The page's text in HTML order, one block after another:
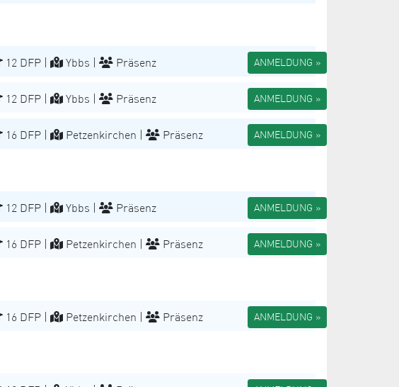
12 DFP | Ybbs | Präsenz ANMELDUNG »
12 DFP | Ybbs | Präsenz ANMELDUNG »
16 DFP | Petzenkirchen | Präsenz ANMELDUNG »
12 DFP | Ybbs | Präsenz ANMELDUNG »
16 DFP | Petzenkirchen | Präsenz ANMELDUNG »
16 DFP | Petzenkirchen | Präsenz ANMELDUNG »